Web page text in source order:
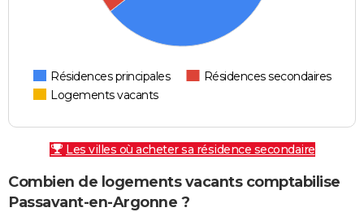
Résidences principales
Résidences secondaires
Logements vacants
Les villes où acheter sa résidence secondaire
Combien de logements vacants comptabilise
Passavant-en-Argonne ?